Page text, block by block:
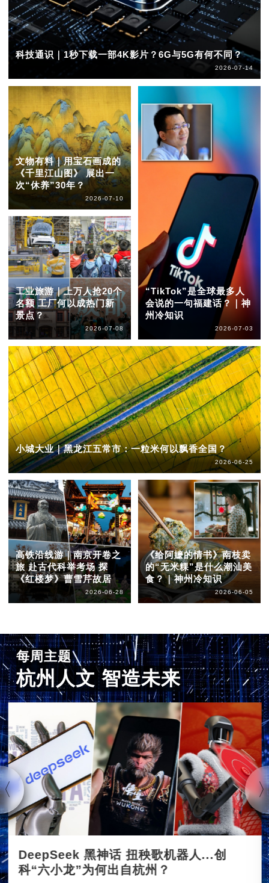
科技通识｜1秒下载一部4K影片？6G与5G有何不同？
2026-07-14
文物有料｜用宝石画成的
《千里江山图》 展出一
次“休养”30年？
2026-07-10
工业旅游｜上万人抢20个
名额 工厂何以成热门新
景点？
2026-07-08
“TikTok”是全球最多人
会说的一句福建话？｜神
州冷知识
2026-07-03
小城大业｜黑龙江五常市：一粒米何以飘香全国？
2026-06-25
高铁沿线游｜南京开卷之
旅 赴古代科举考场 探
《红楼梦》曹雪芹故居
2026-06-28
《给阿嬷的情书》南枝卖
的“无米粿”是什么潮汕美
食？｜神州冷知识
2026-06-05
每周主题
杭州人文 智造未来
DeepSeek 黑神话 扭秧歌机器人...创
科“六小龙”为何出自杭州？